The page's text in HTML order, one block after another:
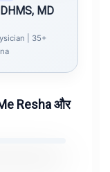
MD
| 35+
Resha और